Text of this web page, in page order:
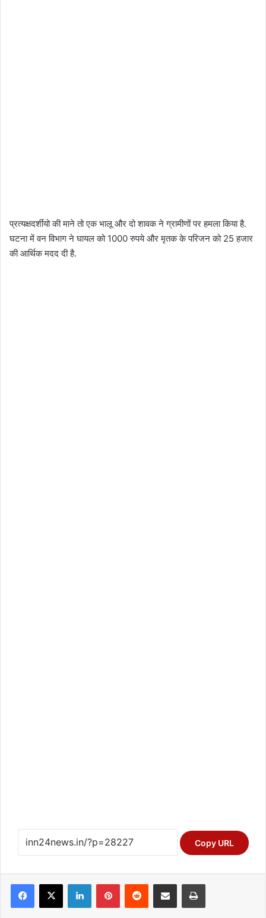
प्रत्यक्षदर्शीयो की माने तो एक भालू और दो शावक ने ग्रामीणों पर हमला किया है.
घटना में वन विभाग ने घायल को 1000 रुपये और मृतक के परिजन को 25 हजार
की आर्थिक मदद दी है.
Copy URL
Facebook
X LinkedInPinterestReddit Share via Email Print